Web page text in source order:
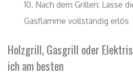
Nach dem Grillen: Lasse
Gasflamme vollständig erlös
Holzgrill, Gasgrill oder
ich am besten